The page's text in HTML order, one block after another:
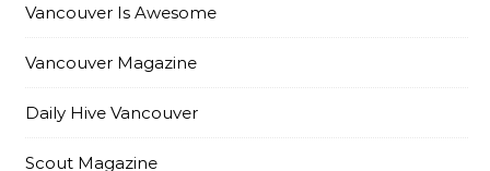
Vancouver Is Awesome
Vancouver Magazine
Daily Hive Vancouver
Scout Magazine